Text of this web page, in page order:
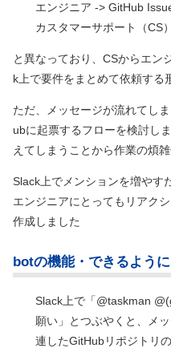
エンジニア -> GitHub
カスタマーサポート（CS
と異なっており、CSからエン
k上で要件をまとめて依頼する
ただ、メッセージが流れてし
ubに起票するフローを検討し
えてしまうことから作業の煩
Slack上でメンションを増やす
エンジニアにとってもリアク
作成しました
botの機能・できるよう
Slack上で「@taskman
願い」とつぶやくと、メ
連したGitHubリポジトリ